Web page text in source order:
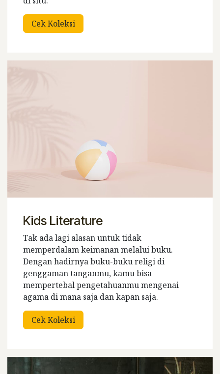
Cek Koleksi
Kids Literature
Tak ada lagi alasan untuk tidak
memperdalam keimanan melalui buku.
Dengan hadirnya buku-buku religi di
genggaman tanganmu, kamu bisa
mempertebal pengetahuanmu mengenai
agama di mana saja dan kapan saja.
Cek Koleksi